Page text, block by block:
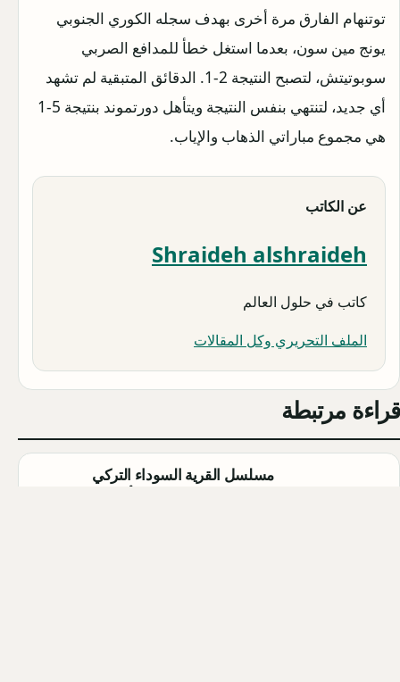
توتنهام الفارق مرة أخرى بهدف سجله الكوري الجنوبي
يونج مين سون، بعدما استغل خطأ للمدافع الصربي
سوبوتيتش، لتصبح النتيجة 2-1. الدقائق المتبقية لم تشهد
أي جديد، لتنتهي بنفس النتيجة ويتأهل دورتموند بنتيجة 5-1
هي مجموع مباراتي الذهاب والإياب.
عن الكاتب
Shraideh alshraideh
كاتب في حلول العالم
الملف التحريري وكل المقالات
قراءة مرتبطة
مسلسل القرية السوداء التركي